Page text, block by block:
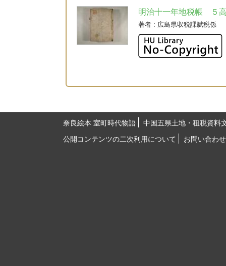
明治十一年地税帳 ５
著者 : 広島県収税課賦税係
奈良絵本 室町時代物語
中国五県土地・租税資料
公開コンテンツの二次利用について
お問い合わせ